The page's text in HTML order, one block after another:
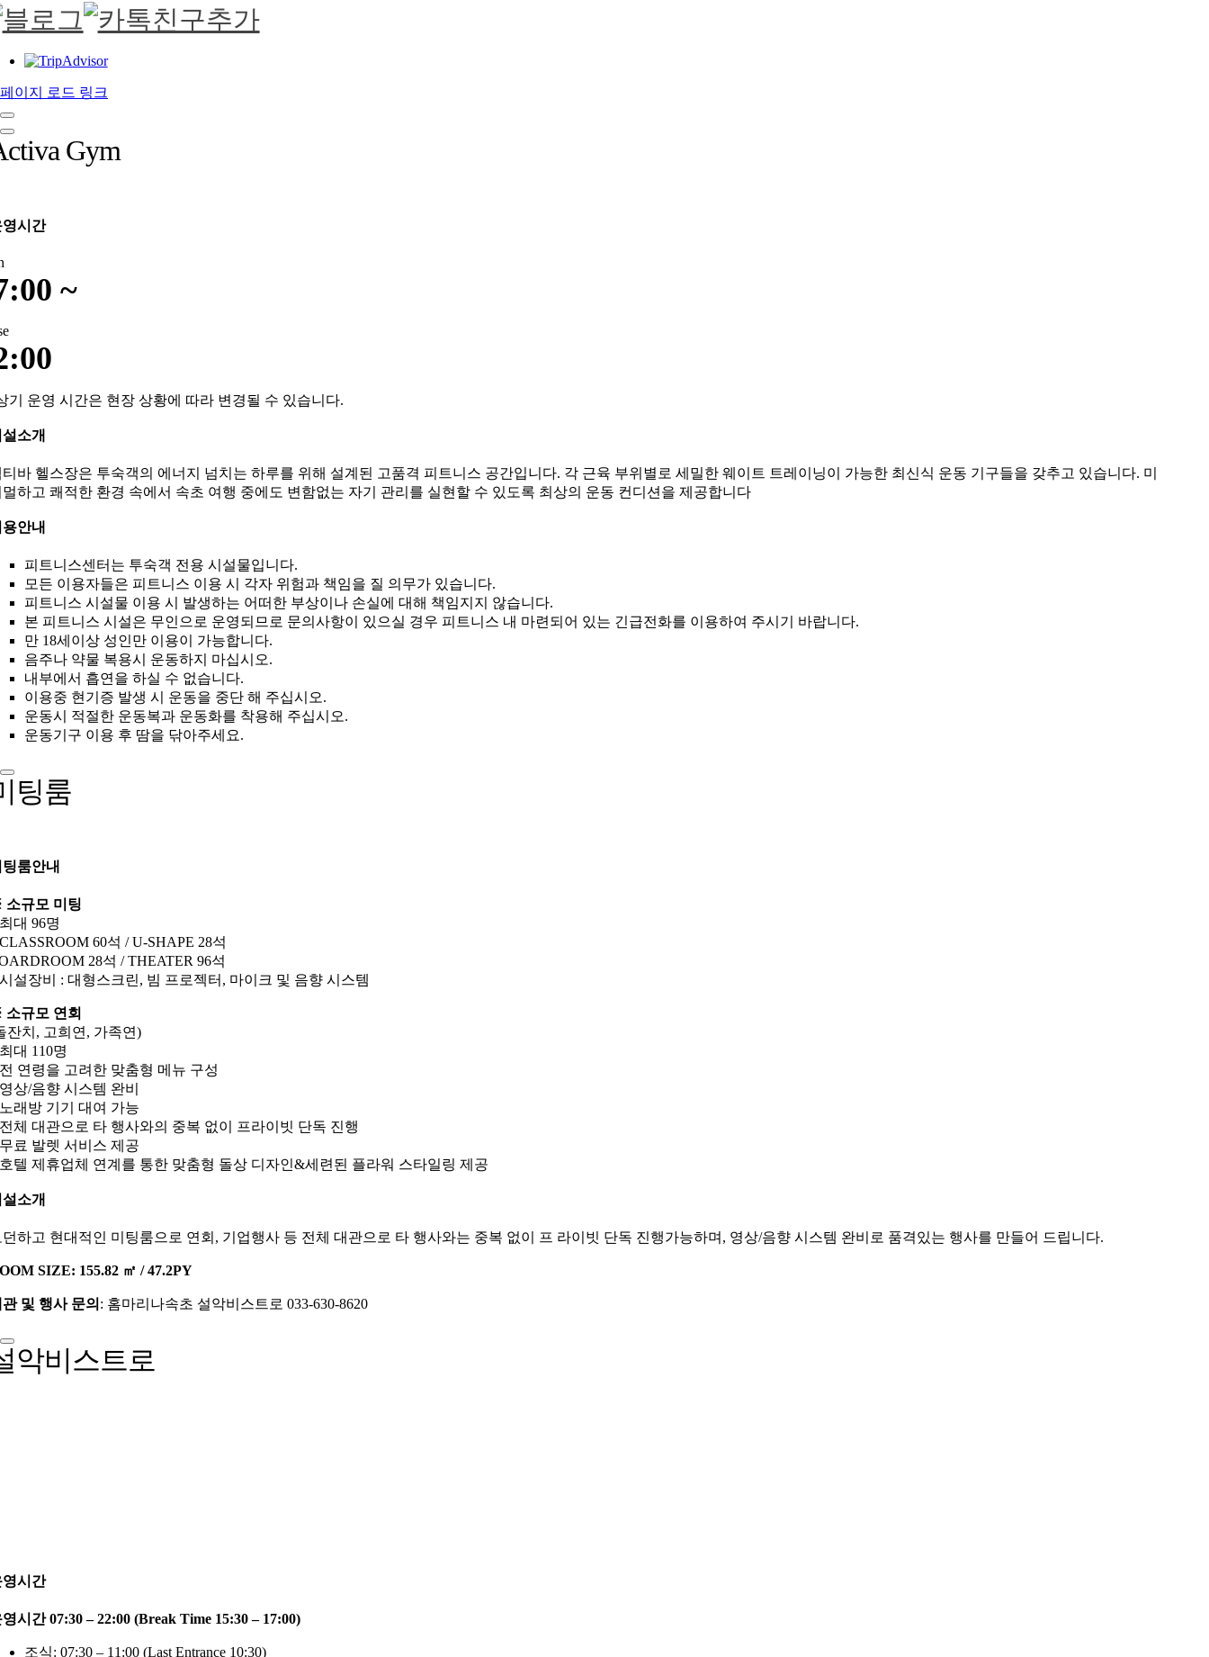
페이지 로드 링크
Gym
시간
~
운영 시간은 현장 상황에 따라 변경될 수 있습니다.
소개
바 헬스장은 투숙객의 에너지 넘치는 하루를 위해 설계된 고품격 피트니스 공간입니다. 각 근육 부위별로 세밀한 웨이트 트레이닝이 가능한 최신식 운동 기구들을 갖추고 있습니다. 미
하고 쾌적한 환경 속에서 속초 여행 중에도 변함없는 자기 관리를 실현할 수 있도록 최상의 운동 컨디션을 제공합니다
안내
피트니스센터는 투숙객 전용 시설물입니다.
모든 이용자들은 피트니스 이용 시 각자 위험과 책임을 질 의무가 있습니다.
피트니스 시설물 이용 시 발생하는 어떠한 부상이나 손실에 대해 책임지지 않습니다.
본 피트니스 시설은 무인으로 운영되므로 문의사항이 있으실 경우 피트니스 내 마련되어 있는 긴급전화를 이용하여 주시기 바랍니다.
만 18세이상 성인만 이용이 가능합니다.
음주나 약물 복용시 운동하지 마십시오.
내부에서 흡연을 하실 수 없습니다.
이용중 현기증 발생 시 운동을 중단 해 주십시오.
운동시 적절한 운동복과 운동화를 착용해 주십시오.
운동기구 이용 후 땀을 닦아주세요.
팅룸
룸안내
규모 미팅
대 96명
60석 / U-SHAPE 28석
28석 / THEATER 96석
설장비 : 대형스크린, 빔 프로젝터, 마이크 및 음향 시스템
규모 연회
잔치, 고희연, 가족연)
대 110명
연령을 고려한 맞춤형 메뉴 구성
상/음향 시스템 완비
래방 기기 대여 가능
체 대관으로 타 행사와의 중복 없이 프라이빗 단독 진행
료 발렛 서비스 제공
텔 제휴업체 연계를 통한 맞춤형 돌상 디자인&세련된 플라워 스타일링 제공
소개
하고 현대적인 미팅룸으로 연회, 기업행사 등 전체 대관으로 타 행사와는 중복 없이 프 라이빗 단독 진행가능하며, 영상/음향 시스템 완비로 품격있는 행사를 만들어 드립니다.
SIZE: 155.82 ㎡ / 47.2PY
및 행사 문의 : 홈마리나속초 설악비스트로 033-630-8620
악비스트로
시간
시간 07:30 – 22:00 (Break Time 15:30 – 17:00)
조식: 07:30 – 11:00 (Last Entrance 10:30)